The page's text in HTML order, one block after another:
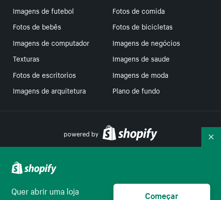
Imagens de futebol
Fotos de comida
Fotos de bebês
Fotos de bicicletas
Imagens de computador
Imagens de negócios
Texturas
Imagens de saude
Fotos de escritorios
Imagens de moda
Imagens de arquitetura
Plano de fundo
powered by
Suas escolhas de privacidade
Quer abrir uma loja
Começar